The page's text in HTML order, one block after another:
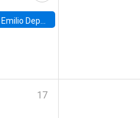
Emilio Depetris-Chauvín, Universidad Católica
17